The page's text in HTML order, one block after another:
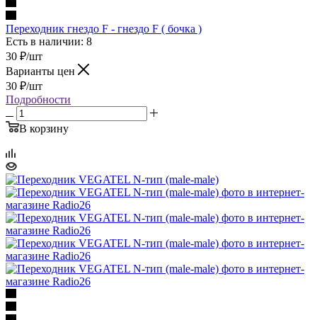
Переходник гнездо F - гнездо F ( бочка )
Есть в наличии: 8
30 ₽/шт
Варианты цен
30 ₽/шт
Подробности
В корзину